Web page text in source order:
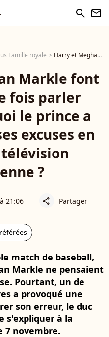
search newsletter
Famille royale Harry et Meghan Markle font une nouvelle fois parler d’eux : pourquoi le prince a dû présenter ses excuses en direct à la télévision canadienne ?
Markle font
fois parler
le prince a
excuses en
?
21:06 share Partager
match de baseball,
Markle ne pensaient
Pourtant, un de
a provoqué une
son erreur, le duc
s'expliquer à la
7 novembre.